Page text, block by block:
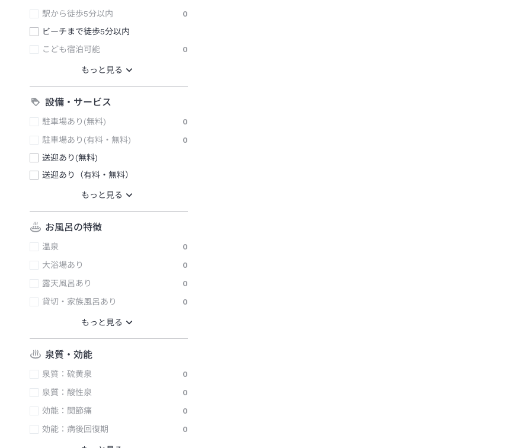
駅から徒歩5分以内
0
ビーチまで徒歩5分以内
こども宿泊可能
0
設備・サービス
駐車場あり(無料)
0
駐車場あり(有料・無料)
0
送迎あり(無料)
送迎あり（有料・無料）
お風呂の特徴
温泉
0
大浴場あり
0
露天風呂あり
0
貸切・家族風呂あり
0
泉質・効能
泉質：硫黄泉
0
泉質：酸性泉
0
効能：関節痛
0
効能：病後回復期
0